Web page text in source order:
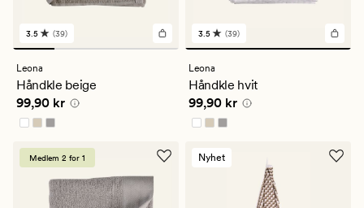
39
anmeldelser
med
en
gjennomsnittlig
vurdering
på
3.5
3.5 (39)
Leona
Håndkle beige
Pris 99,90 kr
99,90 kr
39
anmeldelser
med
en
gjennomsnittlig
vurdering
på
3.5
3.5 (39)
Leona
Håndkle hvit
Pris 99,90 kr
99,90 kr
Medlem 2 for 1 Nyhet